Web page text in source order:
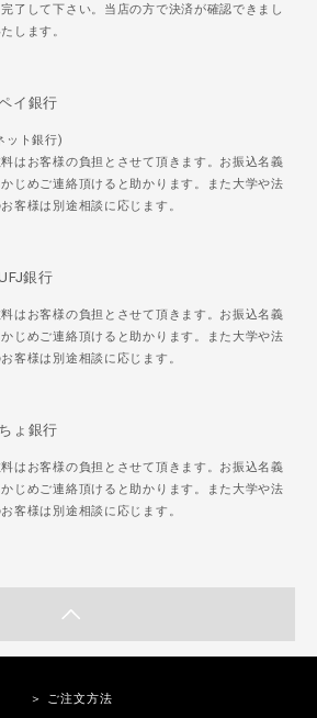
了して下さい。当店の方で決済が確認できまし
します。
イ銀行
ット銀行)
はお客様の負担とさせて頂きます。お振込名義
じめご連絡頂けると助かります。また大学や法
客様は別途相談に応じます。
銀行
はお客様の負担とさせて頂きます。お振込名義
じめご連絡頂けると助かります。また大学や法
客様は別途相談に応じます。
ょ銀行
はお客様の負担とさせて頂きます。お振込名義
じめご連絡頂けると助かります。また大学や法
客様は別途相談に応じます。
＞ ご注文方法